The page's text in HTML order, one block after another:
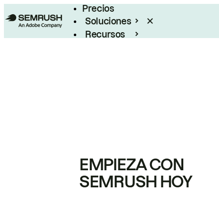
Precios
Soluciones
Recursos
EMPIEZA CON
SEMRUSH HOY